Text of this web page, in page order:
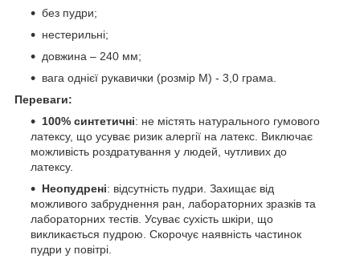
без пудри;
нестерильні;
довжина – 240 мм;
вага однієї рукавички (розмір М) - 3,0 грама.
Переваги:
100% синтетичні: не містять натурального гумового
латексу, що усуває ризик алергії на латекс. Виключає
можливість роздратування у людей, чутливих до
латексу.
Неопудрені: відсутність пудри. Захищає від
можливого забруднення ран, лабораторних зразків та
лабораторних тестів. Усуває сухість шкіри, що
викликається пудрою. Скорочує наявність частинок
пудри у повітрі.